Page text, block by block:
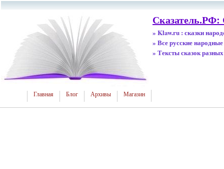
Сказатель.РФ:
» Klaw.ru : сказки
» Все русские народные
» Тексты сказок
Главная Блог Архивы Магазин